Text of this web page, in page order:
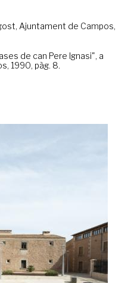
Ajuntament de Campos,
de can Pere Ignasi", a
1990, pàg. 8.